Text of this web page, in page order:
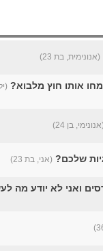
(אנונימית, בת 23)
אותו חוץ מלבוא?
(אנונימי, בן 24)
שלכם? (אני, בת 23)
ואני לא יודע מה